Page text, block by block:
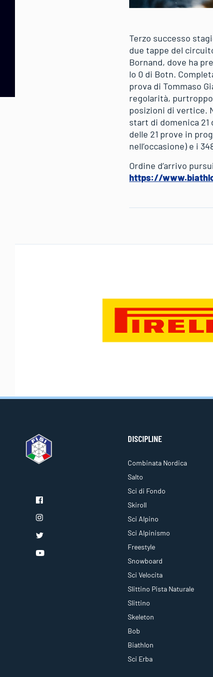
Terzo successo
due tappe del
Bornand, dove ha
lo 0 di Botn.
prova di Tommaso
regolarità,
posizioni di vertice.
start di domenica
delle 21 prove in
nell’occasione) e i
Ordine d’arrivo
https://
DISCIPLINE
Combinata Nordica
Salto
Sci di Fondo
Skiroll
Sci Alpino
Sci Alpinismo
Freestyle
Snowboard
Sci Velocita
Slittino Pista Naturale
Slittino
Skeleton
Bob
Biathlon
Sci Erba